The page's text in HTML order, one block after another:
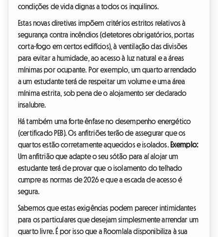
condições de vida dignas a todos os inquilinos.
Estas novas diretivas impõem critérios estritos relativos à
segurança contra incêndios (detetores obrigatórios, portas
corta-fogo em certos edifícios), à ventilação das divisões
para evitar a humidade, ao acesso à luz natural e a áreas
mínimas por ocupante. Por exemplo, um quarto arrendado
a um estudante terá de respeitar um volume e uma área
mínima estrita, sob pena de o alojamento ser declarado
insalubre.
Há também uma forte ênfase no desempenho energético
(certificado PEB). Os anfitriões terão de assegurar que os
quartos estão corretamente aquecidos e isolados. Exemplo:
Um anfitrião que adapte o seu sótão para aí alojar um
estudante terá de provar que o isolamento do telhado
cumpre as normas de 2026 e que a escada de acesso é
segura.
Sabemos que estas exigências podem parecer intimidantes
para os particulares que desejam simplesmente arrendar um
quarto livre. É por isso que a Roomlala disponibiliza à sua